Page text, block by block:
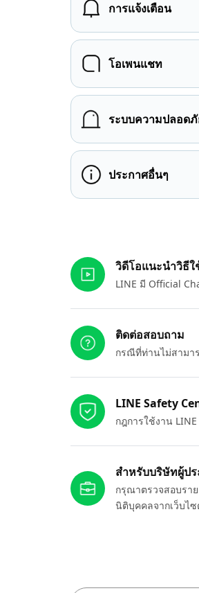
การแจ้งเตือน
โอเพนแชท
ระบบความปลอด
ประกาศอื่นๆ
วิดีโอแนะนำวิธีใ
LINE มี Official
ติดต่อสอบถาม
กรณีที่ท่านไม่สามา
LINE Safety
กฎการใช้งาน
สำหรับบริษัทผู้ป
กรุณาตรวจสอบรา
นิติบุคคลจากเว็บไซ